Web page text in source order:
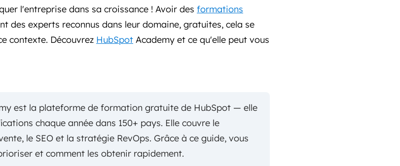
l'entreprise dans sa croissance ! Avoir des formations
des experts reconnus dans leur domaine, gratuites, cela se
contexte. Découvrez HubSpot Academy et ce qu'elle peut vous
est la plateforme de formation gratuite de HubSpot — elle
chaque année dans 150+ pays. Elle couvre le
le SEO et la stratégie RevOps. Grâce à ce guide, vous
et comment les obtenir rapidement.